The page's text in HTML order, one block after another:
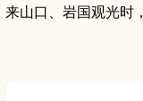
来山口、岩国观光时